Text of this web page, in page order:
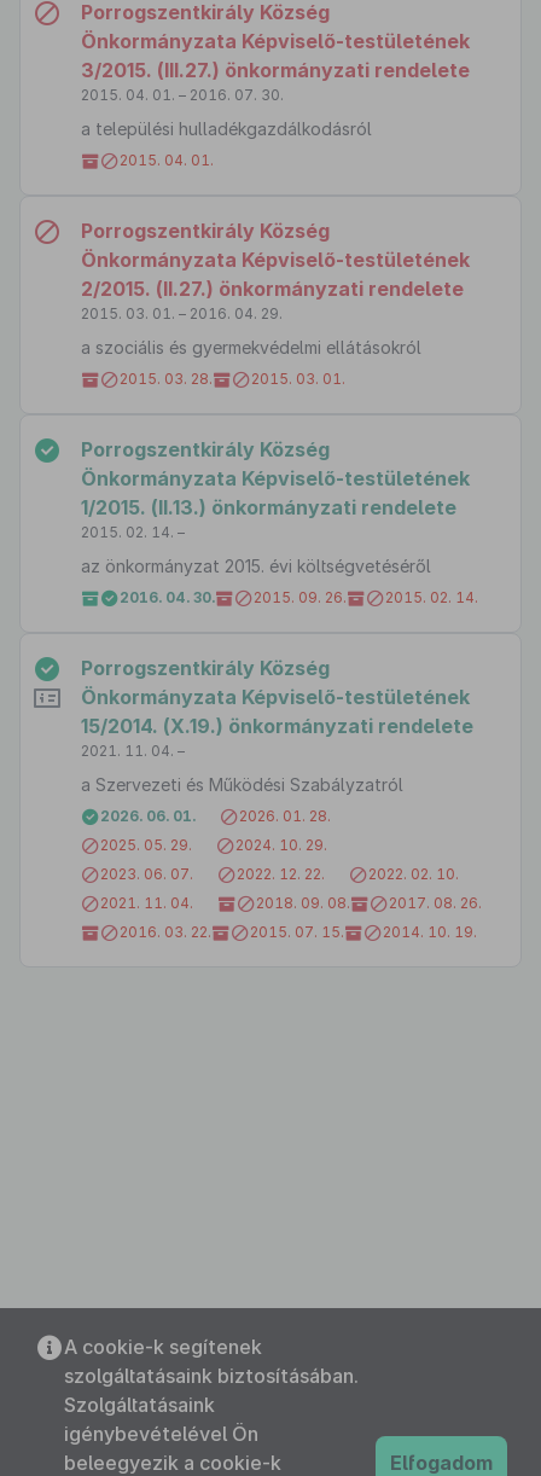
Porrogszentkirály Község
Önkormányzata Képviselő-testületének
3/2015. (III.27.) önkormányzati rendelete
2015. 04. 01. – 2016. 07. 30.
a települési hulladékgazdálkodásról
2015. 04. 01.
Porrogszentkirály Község
Önkormányzata Képviselő-testületének
2/2015. (II.27.) önkormányzati rendelete
2015. 03. 01. – 2016. 04. 29.
a szociális és gyermekvédelmi ellátásokról
2015. 03. 28. 2015. 03. 01.
Porrogszentkirály Község
Önkormányzata Képviselő-testületének
1/2015. (II.13.) önkormányzati rendelete
2015. 02. 14. –
az önkormányzat 2015. évi költségvetéséről
2016. 04. 30. 2015. 09. 26. 2015. 02. 14.
Porrogszentkirály Község
Önkormányzata Képviselő-testületének
15/2014. (X.19.) önkormányzati rendelete
2021. 11. 04. –
a Szervezeti és Működési Szabályzatról
2026. 06. 01.
2026. 01. 28.
2025. 05. 29.
2024. 10. 29.
2023. 06. 07.
2022. 12. 22.
2022. 02. 10.
2021. 11. 04.
2018. 09. 08.
2017. 08. 26.
2016. 03. 22.
2015. 07. 15. 2014. 10. 19.
A cookie-k segítenek
szolgáltatásaink biztosításában.
Szolgáltatásaink
igénybevételével Ön
beleegyezik a cookie-k
Elfogadom